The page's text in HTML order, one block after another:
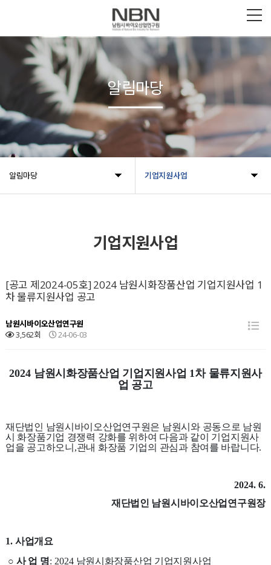
알림마당 기업지원사업
알림마당
기업지원사업
[공고 제2024-05호] 2024 남원시화장품산업 기업지원사업 1
차 물류지원사업 공고
남원시바이오산업연구원
3,562회
24-06-03
2024 남원시화장품산업 기업지원사업 1차 물류지원사
업 공고
재단법인 남원시바이오산업연구원은 남원시와 공동으로 남원
시 화장품기업 경쟁력 강화를 위하여 다음과 같이 기업지원사
업을 공고하오니 ,관내 화장품 기업의 관심과 참여를 바랍니다.
2024. 6.
재단법인 남원시바이오산업연구원장
1. 사업개요
○ 사 업 명: 2024 남원시화장품산업 기업지원사업